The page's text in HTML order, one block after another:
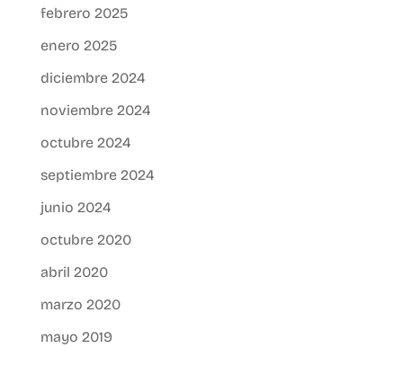
febrero 2025
enero 2025
diciembre 2024
noviembre 2024
octubre 2024
septiembre 2024
junio 2024
octubre 2020
abril 2020
marzo 2020
mayo 2019